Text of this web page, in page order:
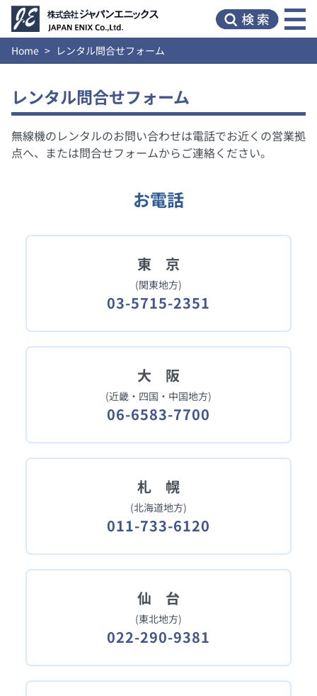
Home レンタル問合せフォーム
レンタル問合せフォーム
無線機のレンタルのお問い合わせは電話でお近くの営業拠
点へ、または問合せフォームからご連絡ください。
お電話
東 京
(関東地方)
03-5715-2351
大 阪
(近畿・四国・中国地方)
06-6583-7700
札 幌
(北海道地方)
011-733-6120
仙 台
(東北地方)
022-290-9381